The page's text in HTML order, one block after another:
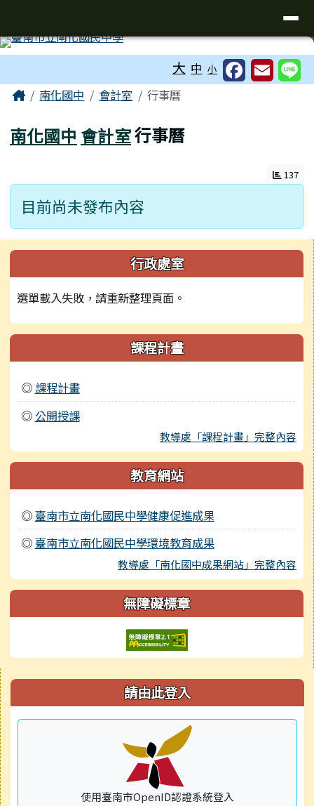
大 中 小
主內容區域
Home南化國中 會計室 行事曆
南化國中 會計室行事曆
137
目前尚未發布內容
左邊區域內容 行政處室
選單載入失敗，請重新整理頁面。
課程計畫
◎ 課程計畫
◎公開授課
教導處「課程計畫」完整內容
教育網站
◎臺南市立南化國民中學健康促進成果
◎臺南市立南化國民中學環境教育成果
教導處「南化國中成果網站」完整內容
無障礙標章
右邊區域內容 請由此登入
使用臺南市OpenID認證系統登入
頁尾區域